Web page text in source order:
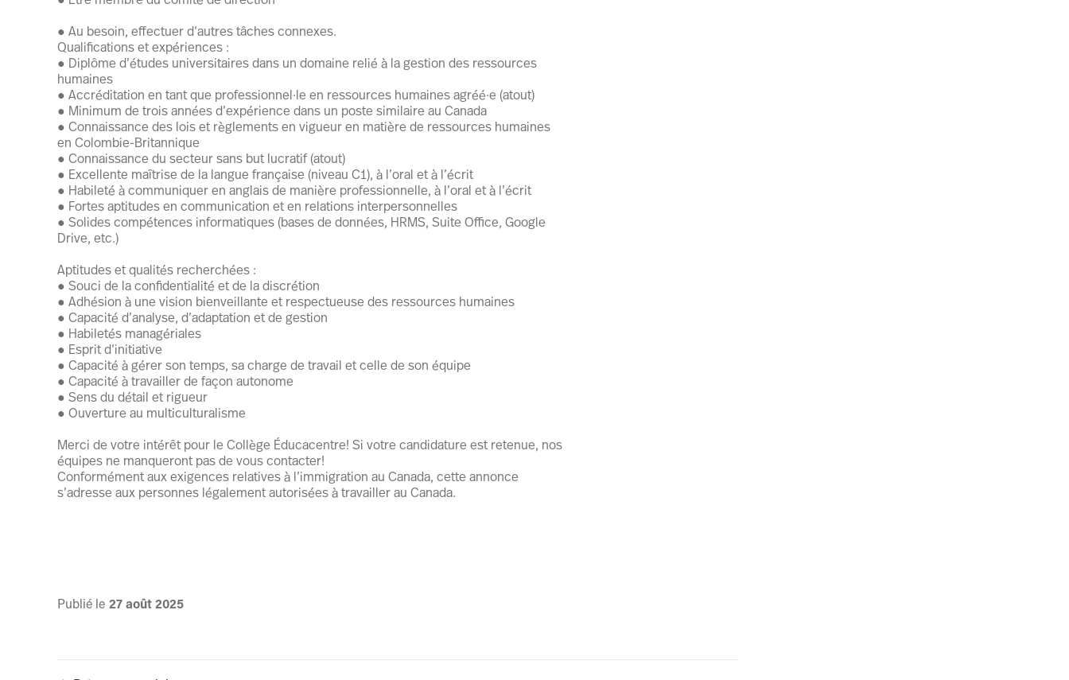
● Au besoin, effectuer d’autres tâches connexes.
Qualifications et expériences :
● Diplôme d’études universitaires dans un domaine relié à la gestion des ressources
humaines
● Accréditation en tant que professionnel·le en ressources humaines agréé·e (atout)
● Minimum de trois années d’expérience dans un poste similaire au Canada
● Connaissance des lois et règlements en vigueur en matière de ressources humaines
en Colombie-Britannique
● Connaissance du secteur sans but lucratif (atout)
● Excellente maîtrise de la langue française (niveau C1), à l’oral et à l’écrit
● Habileté à communiquer en anglais de manière professionnelle, à l’oral et à l’écrit
● Fortes aptitudes en communication et en relations interpersonnelles
● Solides compétences informatiques (bases de données, HRMS, Suite Office, Google
Drive, etc.)
Aptitudes et qualités recherchées :
● Souci de la confidentialité et de la discrétion
● Adhésion à une vision bienveillante et respectueuse des ressources humaines
● Capacité d’analyse, d’adaptation et de gestion
● Habiletés managériales
● Esprit d’initiative
● Capacité à gérer son temps, sa charge de travail et celle de son équipe
● Capacité à travailler de façon autonome
● Sens du détail et rigueur
● Ouverture au multiculturalisme
Merci de votre intérêt pour le Collège Éducacentre! Si votre candidature est retenue, nos
équipes ne manqueront pas de vous contacter!
Conformément aux exigences relatives à l’immigration au Canada, cette annonce
s’adresse aux personnes légalement autorisées à travailler au Canada.
Publié le 27août2025